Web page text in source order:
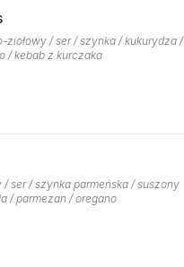
ziołowy / ser / szynka / kukurydza /
/ kebab z kurczaka
/ ser / szynka parmeńska / suszony
/ parmezan / oregano